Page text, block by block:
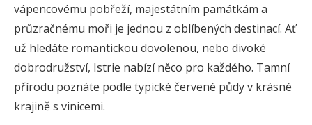
vápencovému pobřeží, majestátním památkám a
průzračnému moři je jednou z oblíbených destinací. Ať
už hledáte romantickou dovolenou, nebo divoké
dobrodružství, Istrie nabízí něco pro každého. Tamní
přírodu poznáte podle typické červené půdy v krásné
krajině s vinicemi.